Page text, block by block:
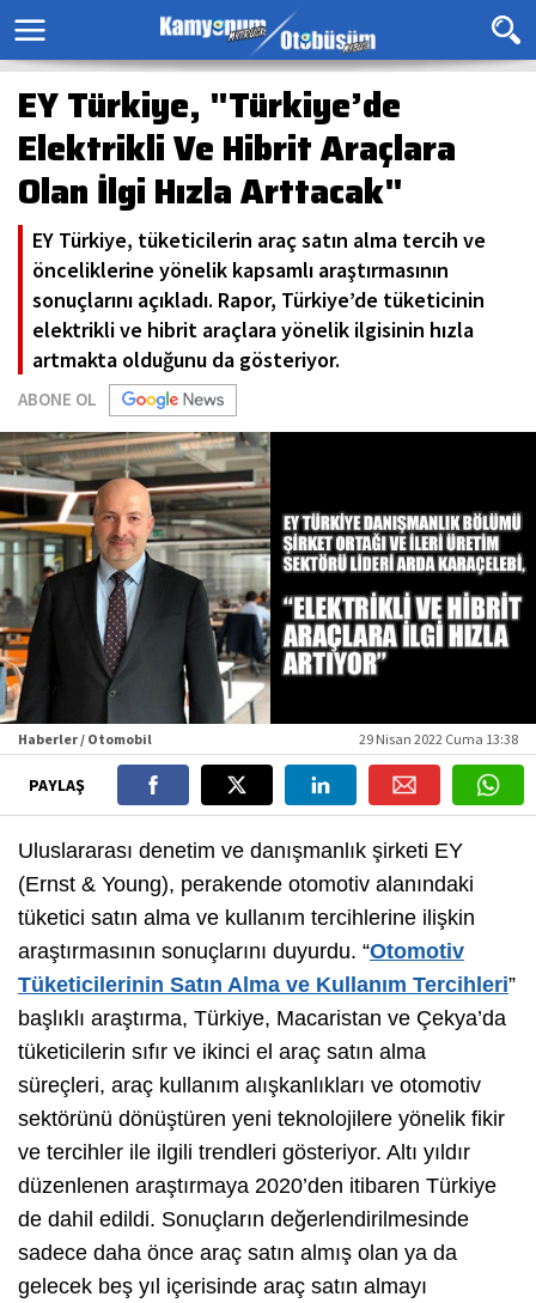
EY Türkiye, "Türkiye’de
Elektrikli Ve Hibrit Araçlara
Olan İlgi Hızla Arttacak"
EY Türkiye, tüketicilerin araç satın alma tercih ve
önceliklerine yönelik kapsamlı araştırmasının
sonuçlarını açıkladı. Rapor, Türkiye’de tüketicinin
elektrikli ve hibrit araçlara yönelik ilgisinin hızla
artmakta olduğunu da gösteriyor.
ABONE OL
Haberler / Otomobil 29 Nisan 2022 Cuma 13:38
PAYLAŞ
Uluslararası denetim ve danışmanlık şirketi EY
(Ernst & Young), perakende otomotiv alanındaki
tüketici satın alma ve kullanım tercihlerine ilişkin
araştırmasının sonuçlarını duyurdu. “Otomotiv
Tüketicilerinin Satın Alma ve Kullanım Tercihleri”
başlıklı araştırma, Türkiye, Macaristan ve Çekya’da
tüketicilerin sıfır ve ikinci el araç satın alma
süreçleri, araç kullanım alışkanlıkları ve otomotiv
sektörünü dönüştüren yeni teknolojilere yönelik fikir
ve tercihler ile ilgili trendleri gösteriyor. Altı yıldır
düzenlenen araştırmaya 2020’den itibaren Türkiye
de dahil edildi. Sonuçların değerlendirilmesinde
sadece daha önce araç satın almış olan ya da
gelecek beş yıl içerisinde araç satın almayı